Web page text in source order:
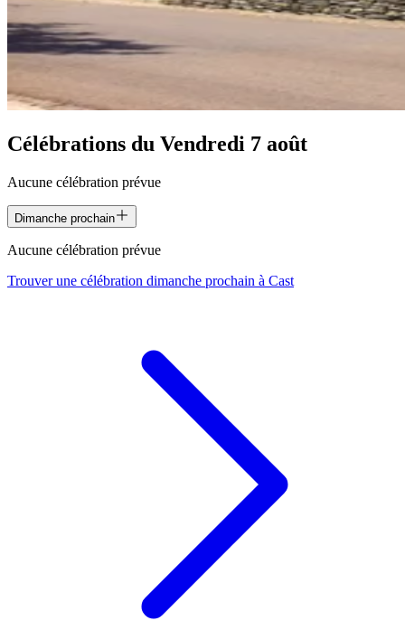
Célébrations du Vendredi 7 août
Aucune célébration prévue
Dimanche prochain
Aucune célébration prévue
Trouver une célébration dimanche prochain à Cast